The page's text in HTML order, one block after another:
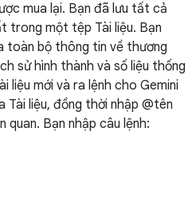
mua lại. Bạn đã lưu tất cả
trong một tệp Tài liệu. Bạn
toàn bộ thông tin về thương
sử hình thành và số liệu thống
liệu mới và ra lệnh cho Gemini
Tài liệu, đồng thời nhập @tên
Bạn nhập câu lệnh: